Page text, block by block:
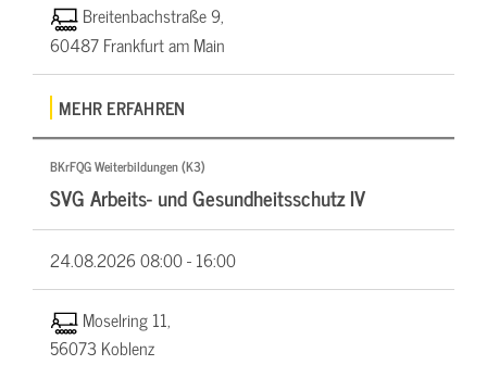
Breitenbachstraße 9,
60487 Frankfurt am Main
MEHR ERFAHREN
BKrFQG Weiterbildungen (K3)
SVG Arbeits- und Gesundheitsschutz IV
24.08.202608:00 - 16:00
Moselring 11,
56073 Koblenz